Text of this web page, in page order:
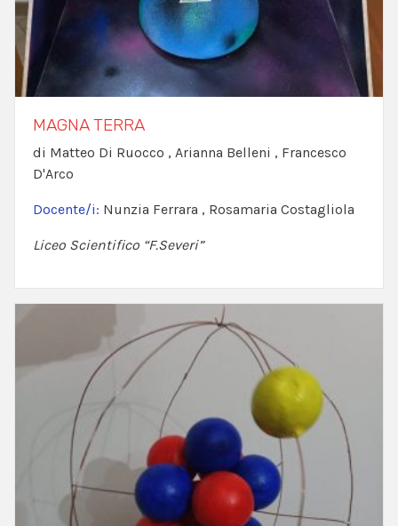
MAGNA TERRA
di Matteo Di Ruocco , Arianna Belleni , Francesco
D'Arco
Docente/i: Nunzia Ferrara , Rosamaria Costagliola
Liceo Scientifico “F.Severi”